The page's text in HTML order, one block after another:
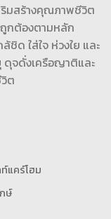
ริมสร้างคุณภาพชีวิต
กต้องตามหลัก
ชิด ใส่ใจ ห่วงใย และ
ดุจดั่งเครือญาติและ
ต
แคร์โฮม
ษ์